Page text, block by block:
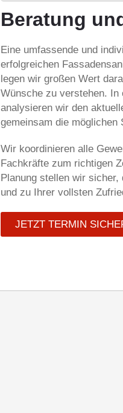
Beratung
Eine umfassende und
erfolgreichen
legen wir großen Wert
Wünsche zu verstehen. In
analysieren wir den
gemeinsam die möglichen
Wir koordinieren alle
Fachkräfte zum richtigen
Planung stellen wir
und zu Ihrer vollsten
JETZT TERMIN